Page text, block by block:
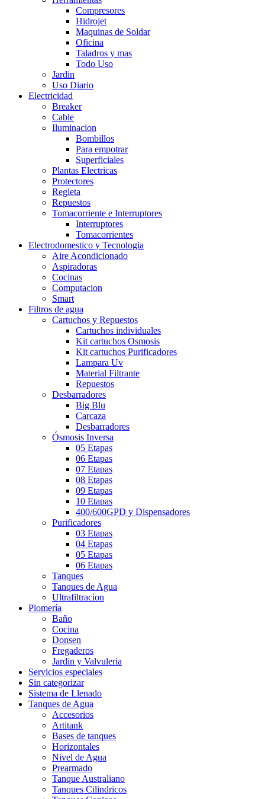
Compresores
Hidrojet
Maquinas de Soldar
Oficina
Taladros y mas
Todo Uso
Jardin
Uso Diario
Electricidad
Breaker
Cable
Iluminacion
Bombillos
Para empotrar
Superficiales
Plantas Electricas
Protectores
Regleta
Repuestos
Tomacorriente e Interruptores
Interruptores
Tomacorrientes
Electrodomestico y Tecnologia
Aire Acondicionado
Aspiradoras
Cocinas
Computacion
Smart
Filtros de agua
Cartuchos y Repuestos
Cartuchos individuales
Kit cartuchos Osmosis
Kit cartuchos Purificadores
Lampara Uv
Material Filtrante
Repuestos
Desbarradores
Big Blu
Carcaza
Desbarradores
Ósmosis Inversa
05 Etapas
06 Etapas
07 Etapas
08 Etapas
09 Etapas
10 Etapas
400/600GPD y Dispensadores
Purificadores
03 Etapas
04 Etapas
05 Etapas
06 Etapas
Tanques
Tanques de Agua
Ultrafiltracion
Plomería
Baño
Cocina
Donsen
Fregaderos
Jardin y Valvuleria
Servicios especiales
Sin categorizar
Sistema de Llenado
Tanques de Agua
Accesorios
Artitank
Bases de tanques
Horizontales
Nivel de Agua
Prearmado
Tanque Australiano
Tanques Cilindricos